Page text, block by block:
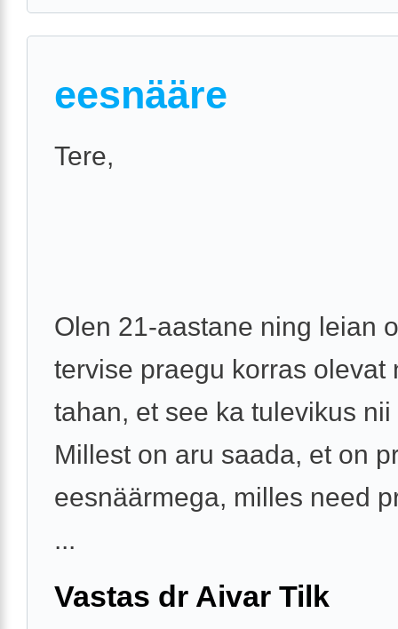
eesnääre
Tere,
Olen 21-aastane ning leian
tervise praegu korras olevat
tahan, et see ka tulevikus nii
Millest on aru saada, et on
eesnäärmega, milles need
...
Vastas dr Aivar Tilk